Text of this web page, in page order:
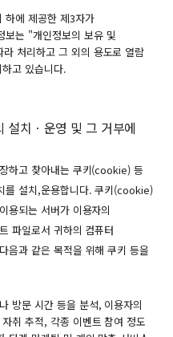
하에 제공한 제3자가
보는 "개인정보의 보유 및
처리하고 그 외의 용도로 열람
고 있습니다.
설치ㆍ운영 및 그 거부에
하고 찾아내는 쿠키(cookie) 등
를 설치,운용합니다. 쿠키(cookie)
용되는 서버가 이용자의
파일로서 귀하의 컴퓨터
음과 같은 목적을 위해 쿠키 등을
방문 시간 등을 분석, 이용자의
취 추적, 각종 이벤트 참여 정도